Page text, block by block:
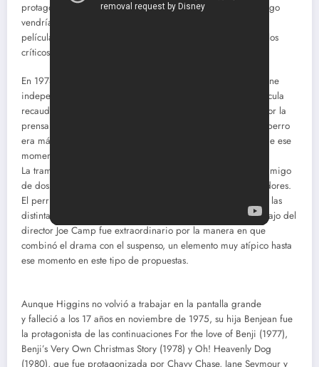
protagonizada por el perro mestizo Benji en acción real (luego
vendrían más secuelas), y dirigida por Joe Camp. “Hizo sus
películas para el público y como entretenimiento, y no para los
críticos o su propio placer”, diría Patricia Hitchcock.
En 1974 Benji se convirtió en un importante fenómeno del cine
independiente. Filmada con apenas 750 mil dólares, la película
recaudó 45 millones en todo el mundo y resultó aclamada por la
prensa. Alguno críticos inclusive llegaron a expresar que el perro
era más expresivo que las estrellas de Hollywood humanas de ese
momento.
La trama giraba en torno a un perro callejero que se hacía amigo
de dos niños a quienes rescataba de un grupo de secuestradores.
El perrito conmovió a la gente por sus expresiones faciales y las
distintas emociones que lograba transmitir en el film. El trabajo del
director Joe Camp fue extraordinario por la manera en que
combinó el drama con el suspenso, un elemento muy atípico hasta
ese momento en este tipo de propuestas.
Aunque Higgins no volvió a trabajar en la pantalla grande
y falleció a los 17 años en noviembre de 1975, su hija Benjean fue
la protagonista de las continuaciones For the love of Benji (1977),
Benji’s Very Own Christmas Story (1978) y Oh! Heavenly Dog
(1980), que fue protagonizada por Chavy Chase, Jane Seymour y